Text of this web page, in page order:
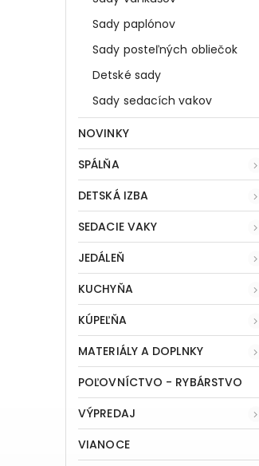
Sady paplónov
Sady posteľných obliečok
Detské sady
Sady sedacích vakov
NOVINKY
SPÁLŇA
DETSKÁ IZBA
SEDACIE VAKY
JEDÁLEŇ
KUCHYŇA
KÚPEĽŇA
MATERIÁLY A DOPLNKY
POĽOVNÍCTVO - RYBÁRSTVO
VÝPREDAJ
VIANOCE